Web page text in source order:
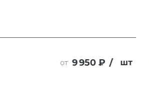
от 9 950 ₽ / шт